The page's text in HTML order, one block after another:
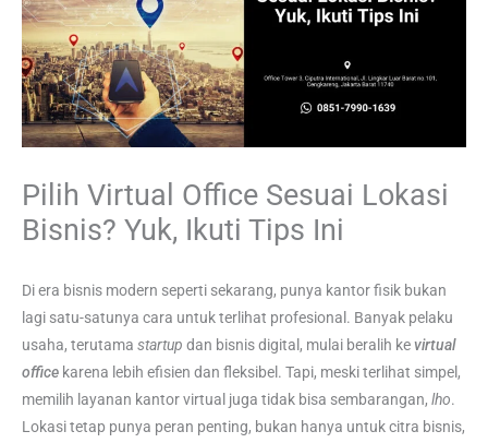
Pilih Virtual Office Sesuai Lokasi
Bisnis? Yuk, Ikuti Tips Ini
Di era bisnis modern seperti sekarang, punya kantor fisik bukan
lagi satu-satunya cara untuk terlihat profesional. Banyak pelaku
usaha, terutama startup dan bisnis digital, mulai beralih kevirtual
office karena lebih efisien dan fleksibel. Tapi, meski terlihat simpel,
memilih layanan kantor virtual juga tidak bisa sembarangan, lho.
Lokasi tetap punya peran penting, bukan hanya untuk citra bisnis,